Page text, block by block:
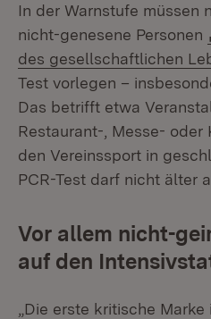
In der Warnstufe müssen
nicht-genesene Personen
des gesellschaftlichen
Test vorlegen –
Das betrifft etwa
Restaurant-, Messe- oder
den Vereinssport in
PCR-Test darf nicht älter
Vor allem nicht-
auf den
„Die erste kritische